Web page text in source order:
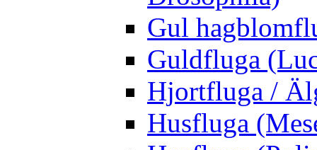
Gul
Guldfluga
Hjortfluga /
Husfluga